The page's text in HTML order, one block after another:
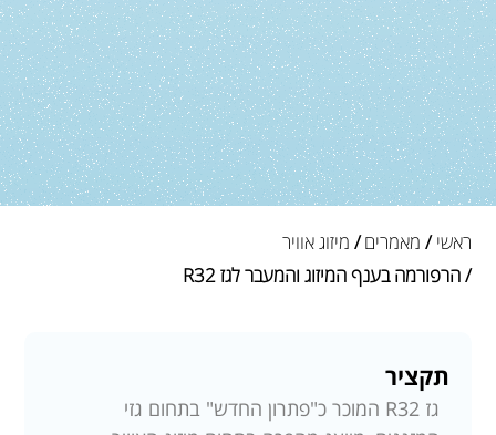
ראשי / מאמרים/ מיזוג אוויר
/ הרפורמה בענף המיזוג והמעבר לגז R32
תקציר
גז R32 המוכר כ"פתרון החדש" בתחום גזי